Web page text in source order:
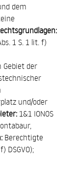
dem
1 S. 1 lit. f)
Gebiet der
und/oder
1&1 IONOS
Berechtigte
DSGVO);